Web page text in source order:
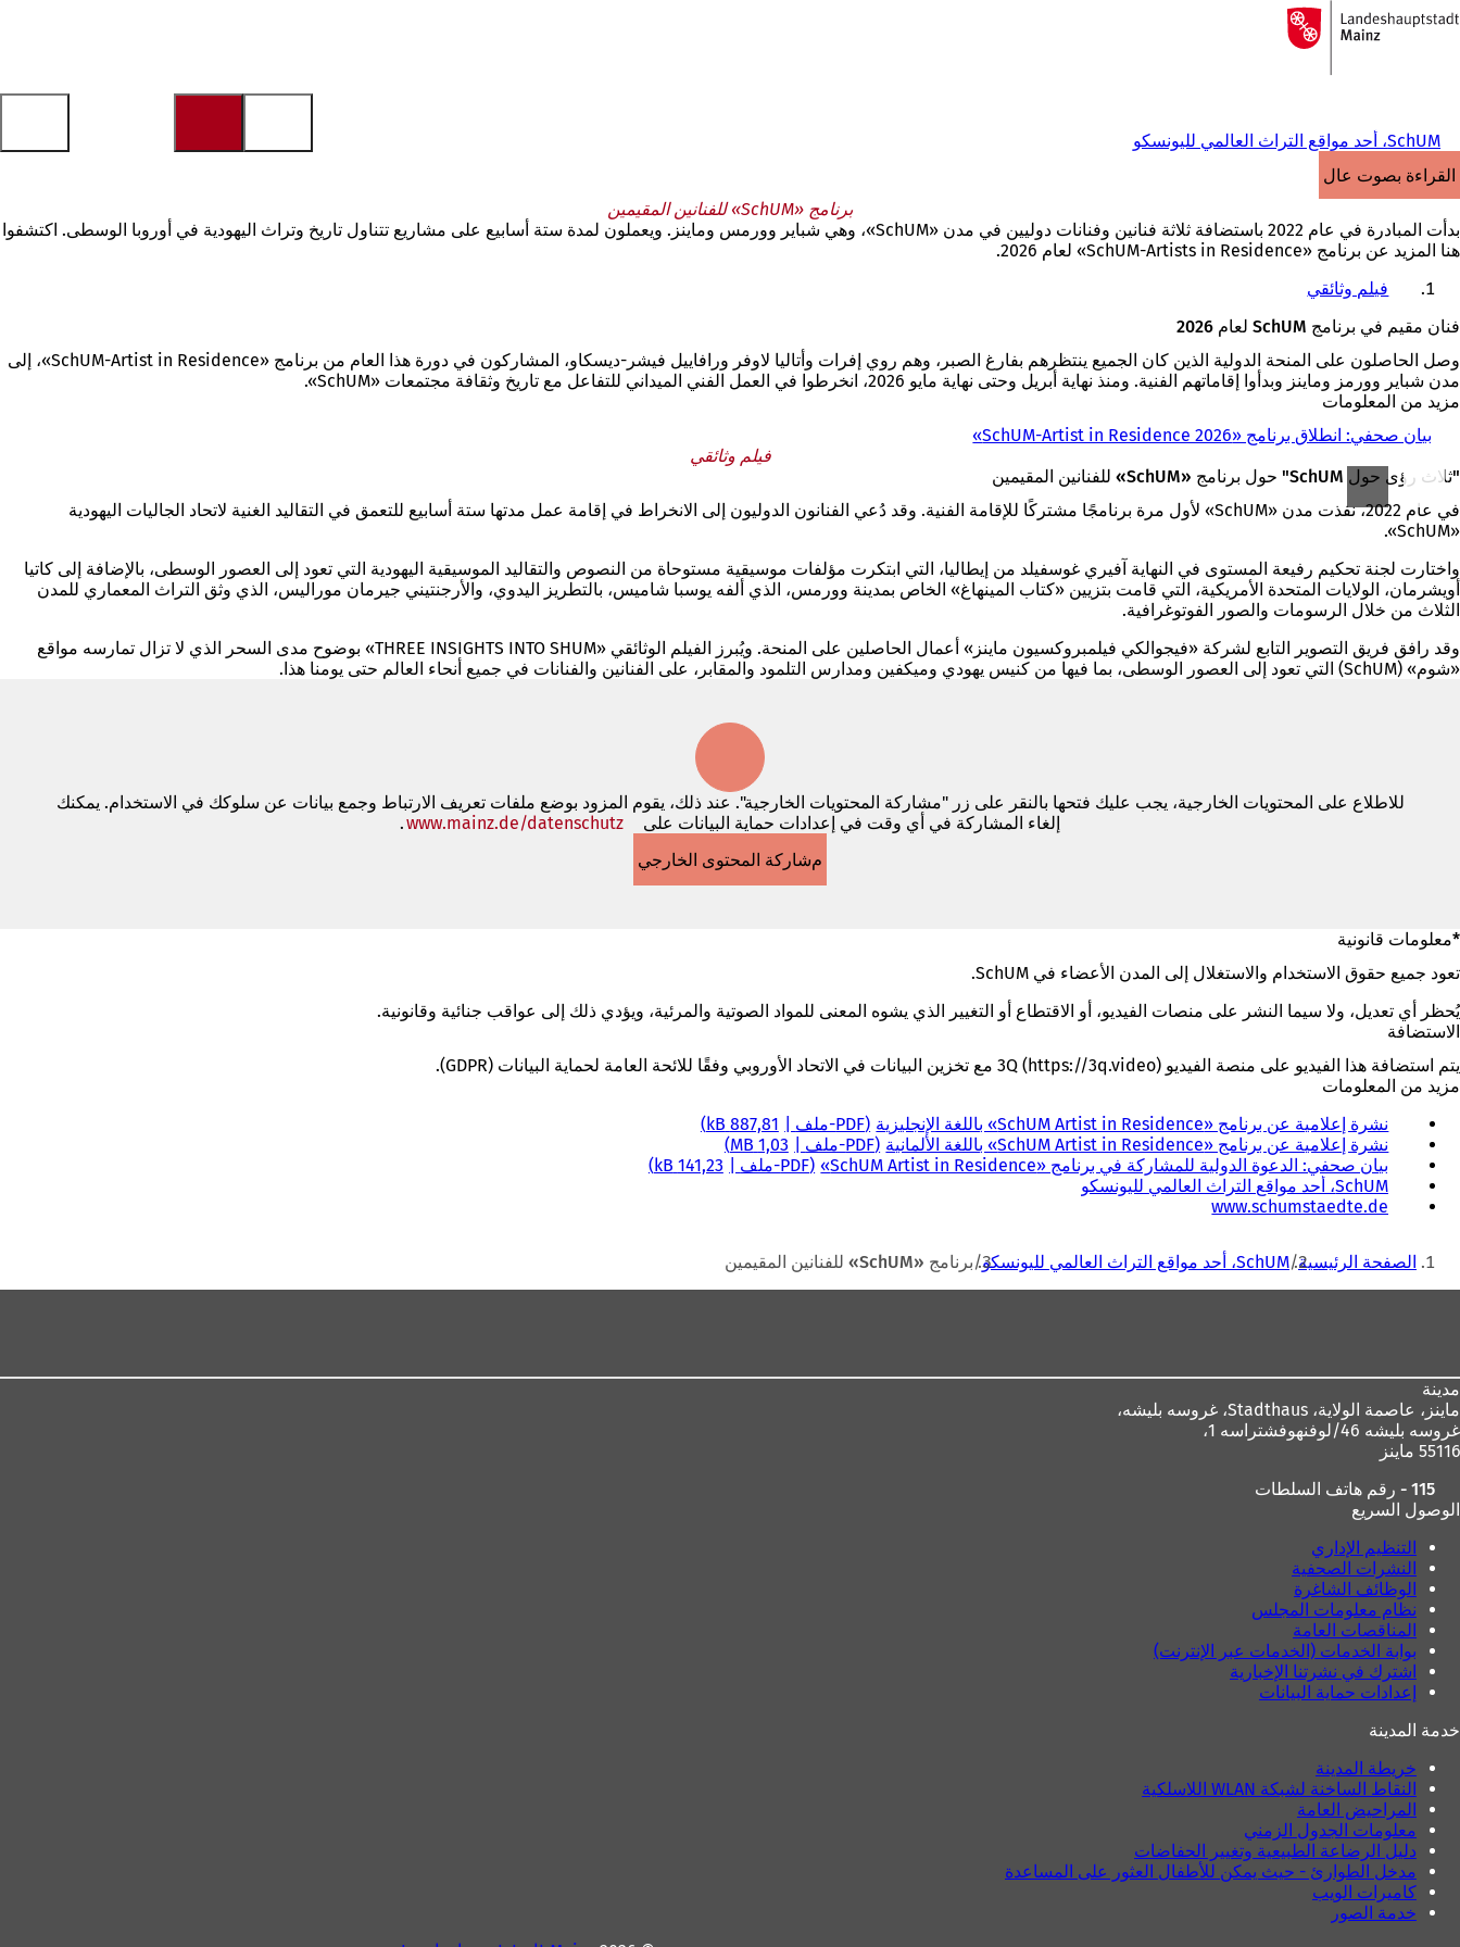
الانتقال إلى المحتوى
إلى
الصفحة
SchUM، أحد مواقع التراث العالمي لليونسكو
القراءة بصوت عالٍ
برنامج «SchUM» للفنانين المقيمين
بدأت المبادرة في عام 2022 باستضافة ثلاثة فنانين وفنانات دوليين في مدن «SchUM»، وهي شباير وورمس وماينز. ويعملون لمدة ستة أسابيع على مشاريع تتناول تاريخ وتراث اليهودية في أوروبا الوسطى. اكتشفوا
هنا المزيد عن برنامج «SchUM-Artists in Residence» لعام 2026.
فيلم وثائقي
فنان مقيم في برنامج SchUM لعام 2026
وصل الحاصلون على المنحة الدولية الذين كان الجميع ينتظرهم بفارغ الصبر، وهم روي إفرات وأتاليا لاوفر ورافاييل فيشر-ديسكاو، المشاركون في دورة هذا العام من برنامج «SchUM-Artist in Residence»، إلى
مدن شباير وورمز وماينز وبدأوا إقاماتهم الفنية. ومنذ نهاية أبريل وحتى نهاية مايو 2026، انخرطوا في العمل الفني الميداني للتفاعل مع تاريخ وثقافة مجتمعات «SchUM».
مزيد من المعلومات
بيان صحفي: انطلاق برنامج «SchUM-Artist in Residence 2026»
فيلم وثائقي
"ثلاث رؤى حول SchUM" حول برنامج «SchUM» للفنانين المقيمين
في عام 2022، نفذت مدن «SchUM» لأول مرة برنامجًا مشتركًا للإقامة الفنية. وقد دُعي الفنانون الدوليون إلى الانخراط في إقامة عمل مدتها ستة أسابيع للتعمق في التقاليد الغنية لاتحاد الجاليات اليهودية
«SchUM».
واختارت لجنة تحكيم رفيعة المستوى في النهاية آفيري غوسفيلد من إيطاليا، التي ابتكرت مؤلفات موسيقية مستوحاة من النصوص والتقاليد الموسيقية اليهودية التي تعود إلى العصور الوسطى، بالإضافة إلى كاتيا
أويشرمان، الولايات المتحدة الأمريكية، التي قامت بتزيين «كتاب المينهاغ» الخاص بمدينة وورمس، الذي ألفه يوسبا شاميس، بالتطريز اليدوي، والأرجنتيني جيرمان موراليس، الذي وثق التراث المعماري للمدن
الثلاث من خلال الرسومات والصور الفوتوغرافية.
وقد رافق فريق التصوير التابع لشركة «فيجوالكي فيلمبروكسيون ماينز» أعمال الحاصلين على المنحة. ويُبرز الفيلم الوثائقي «THREE INSIGHTS INTO SHUM» بوضوح مدى السحر الذي لا تزال تمارسه مواقع
«شوم» (SchUM) التي تعود إلى العصور الوسطى، بما فيها من كنيس يهودي وميكفين ومدارس التلمود والمقابر، على الفنانين والفنانات في جميع أنحاء العالم حتى يومنا هذا.
للاطلاع على المحتويات الخارجية، يجب عليك فتحها بالنقر على زر "مشاركة المحتويات الخارجية". عند ذلك، يقوم المزود بوضع ملفات تعريف الارتباط وجمع بيانات عن سلوكك في الاستخدام. يمكنك
إلغاء المشاركة في أي وقت في إعدادات حماية البيانات على
www.mainz.de/datenschutz(يفتح.
مشاركة المحتوى الخارجي
*معلومات قانونية
تعود جميع حقوق الاستخدام والاستغلال إلى المدن الأعضاء في SchUM.
يُحظر أي تعديل، ولا سيما النشر على منصات الفيديو، أو الاقتطاع أو التغيير الذي يشوه المعنى للمواد الصوتية والمرئية، ويؤدي ذلك إلى عواقب جنائية وقانونية.
الاستضافة
يتم استضافة هذا الفيديو على منصة الفيديو 3Q (https://3q.video) مع تخزين البيانات في الاتحاد الأوروبي وفقًا للائحة العامة لحماية البيانات (GDPR).
مزيد من المعلومات
نشرة إعلامية عن برنامج «SchUM Artist in Residence» باللغة الإنجليزية
PDF-ملف
887,81 kB
نشرة إعلامية عن برنامج «SchUM Artist in Residence» باللغة الألمانية
PDF-ملف
1,03 MB
بيان صحفي: الدعوة الدولية للمشاركة في برنامج «SchUM Artist in Residence»
PDF-ملف
141,23 kB
SchUM، أحد مواقع التراث العالمي لليونسكو
www.schumstaedte.de
(
ت
ح
ل
م
ة
ة
)
أنت الصفحة الرئيسية SchUM، أحد مواقع التراث العالمي لليونسكو برنامج «SchUM» للفنانين المقيمين
مدينة
ماينز، عاصمة الولاية،
غروسه بليشه 46/لوفنهوفشتراسه 1،
55116 ماينز
115 - رقم هاتف السلطات
الوصول السريع
التنظيم الإداري
النشرات الصحفية
الوظائف الشاغرة
نظام معلومات المجلس
المناقصات العامة
بوابة الخدمات (الخدمات عبر الإنترنت)
اشترك في نشرتنا الإخبارية
إعدادات حماية البيانات
خدمة المدينة
خريطة المدينة
النقاط الساخنة لشبكة WLAN اللاسلكية
المراحيض العامة
معلومات الجدول الزمني
دليل الرضاعة الطبيعية وتغيير الحفاضات
مدخل الطوارئ - حيث يمكن للأطفال العثور على المساعدة
كاميرات الويب
خدمة الصور